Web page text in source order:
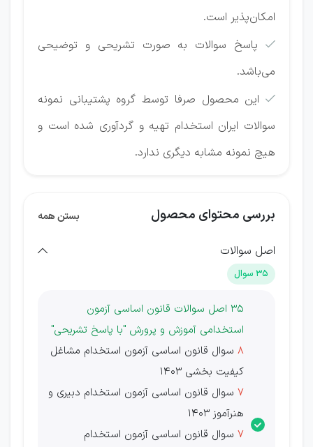
امکان‌پذیر است.

پاسخ سوالات به صورت تشریحی و توضیحی
می‌باشد.

این محصول صرفا توسط گروه پشتیبانی نمونه
سوالات ایران استخدام تهیه و گردآوری شده است و
هیچ نمونه مشابه دیگری ندارد.
بررسی محتوای محصول بستن همه
اصل سوالات
35 سوال
35 اصل سوالات قانون اساسی آزمون
استخدامی آموزش و پرورش "با پاسخ تشریحی"
8 سوال قانون اساسی آزمون استخدام مشاغل
کیفیت بخشی 1403
7 سوال قانون اساسی آزمون استخدام دبیری و
هنرآموز 1403
7 سوال قانون اساسی آزمون استخدام